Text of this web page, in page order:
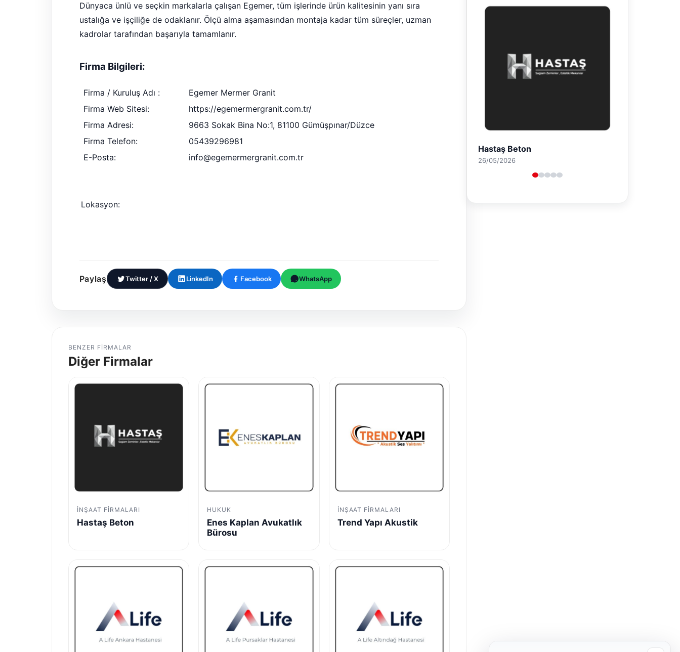
Dünyaca ünlü ve seçkin markalarla çalışan Egemer, tüm işlerinde ürün kalitesinin yanı sıra
ustalığa ve işçiliğe de odaklanır. Ölçü alma aşamasından montaja kadar tüm süreçler, uzman
kadrolar tarafından başarıyla tamamlanır.
Firma Bilgileri:
Firma / Kuruluş Adı :
Egemer Mermer Granit
Firma Web Sitesi:
https://egemermergranit.com.tr/
Firma Adresi:
9663 Sokak Bina No:1, 81100 Gümüşpınar/Düzce
Firma Telefon:
05439296981
E-Posta:
info@egemermergranit.com.tr
Lokasyon:
Paylaş Twitter / X LinkedIn Facebook WhatsApp
BENZER FIRMALAR
Diğer Firmalar
İNŞAAT FIRMALARI
Hastaş Beton
HUKUK
Enes Kaplan Avukatlık
Bürosu
İNŞAAT FIRMALARI
Trend Yapı Akustik
Hastaş Beton
26/05/2026